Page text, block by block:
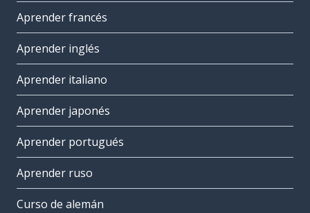
Aprender francés
Aprender inglés
Aprender italiano
Aprender japonés
Aprender portugués
Aprender ruso
Curso de alemán